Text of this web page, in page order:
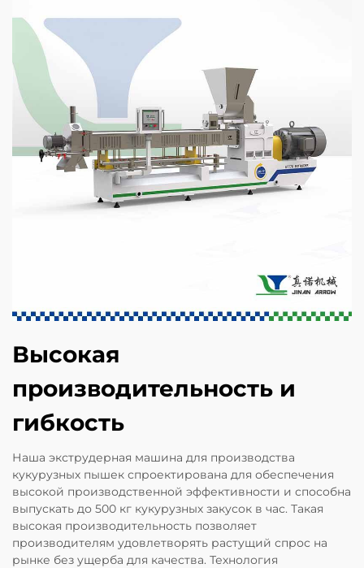
Высокая
производительность и
гибкость
Наша экструдерная машина для производства
кукурузных пышек спроектирована для обеспечения
высокой производственной эффективности и способна
выпускать до 500 кг кукурузных закусок в час. Такая
высокая производительность позволяет
производителям удовлетворять растущий спрос на
рынке без ущерба для качества. Технология